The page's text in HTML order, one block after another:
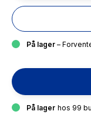
På lager –
På lager hos 99